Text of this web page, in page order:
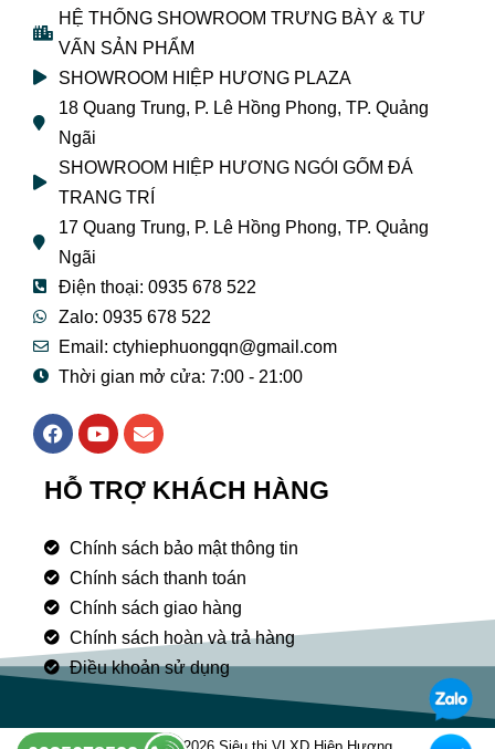
HỆ THỐNG SHOWROOM TRƯNG BÀY & TƯ
VẤN SẢN PHẨM
SHOWROOM HIỆP HƯƠNG PLAZA
18 Quang Trung, P. Lê Hồng Phong, TP. Quảng
Ngãi
SHOWROOM HIỆP HƯƠNG NGÓI GỐM ĐÁ
TRANG TRÍ
17 Quang Trung, P. Lê Hồng Phong, TP. Quảng
Ngãi
Điện thoại: 0935 678 522
Zalo: 0935 678 522
Email: ctyhiephuongqn@gmail.com
Thời gian mở cửa: 7:00 - 21:00
F
a
e
b
o
k
Y
o
t
u
e
E
n
e
l
p
e
HỖ TRỢ KHÁCH HÀNG
Chính sách bảo mật thông tin
Chính sách thanh toán
Chính sách giao hàng
Chính sách hoàn và trả hàng
Điều khoản sử dụng